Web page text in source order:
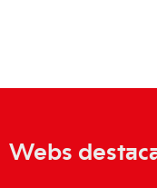
Webs